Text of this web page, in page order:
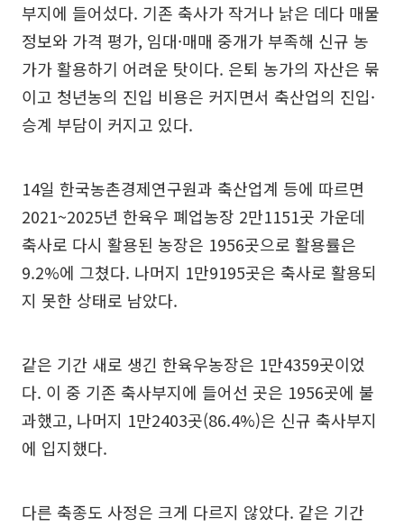
부지에 들어섰다. 기존 축사가 작거나 낡은 데다 매물
정보와 가격 평가, 임대·매매 중개가 부족해 신규 농
가가 활용하기 어려운 탓이다. 은퇴 농가의 자산은 묶
이고 청년농의 진입 비용은 커지면서 축산업의 진입·
승계 부담이 커지고 있다.
14일 한국농촌경제연구원과 축산업계 등에 따르면
2021~2025년 한육우 폐업농장 2만1151곳 가운데
축사로 다시 활용된 농장은 1956곳으로 활용률은
9.2%에 그쳤다. 나머지 1만9195곳은 축사로 활용되
지 못한 상태로 남았다.
같은 기간 새로 생긴 한육우농장은 1만4359곳이었
다. 이 중 기존 축사부지에 들어선 곳은 1956곳에 불
과했고, 나머지 1만2403곳(86.4%)은 신규 축사부지
에 입지했다.
다른 축종도 사정은 크게 다르지 않았다. 같은 기간